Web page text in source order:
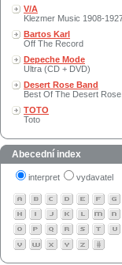
V/A
Klezmer Music 1908-
Bartos Karl
Off The Record
Depeche Mode
Ultra (CD + DVD)
Desert Rose Band
Best Of The Desert Rose..
TOTO
Toto
Abecední index
interpret vydavatel